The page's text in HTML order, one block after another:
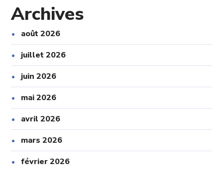
Archives
août 2026
juillet 2026
juin 2026
mai 2026
avril 2026
mars 2026
février 2026